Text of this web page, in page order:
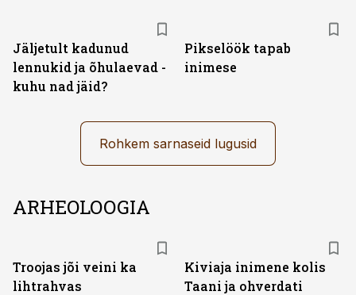
Jäljetult kadunud
lennukid ja õhulaevad -
kuhu nad jäid?
Pikselöök tapab
inimese
Rohkem sarnaseid lugusid
ARHEOLOOGIA
Troojas jõi veini ka
lihtrahvas
Kiviaja inimene kolis
Taani ja ohverdati